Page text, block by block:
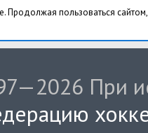
Продолжая пользоваться
При